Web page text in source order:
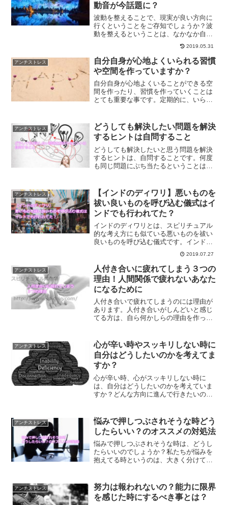
動音が今話題に？
波動を整えることで、現実が良い方向に
行くということをご存知でしょうか？波
動を整えるということは、なかなか自分
自身ですることができないものです。そ
れが、波動音を聴くことで波動を整える
ことができると今話題です。
2019.05.31
アンチストレス
自分自身が心地よくいられる習慣
や空間を作っていますか？
自分自身が心地よくいることができる空
間を作ったり、習慣を作っていくことは
とても重要な事です。定期的に、いらな
はずです。
アンチストレス
どうしても解決したい問題を解決
するヒントは自問すること
どうしても解決したいと思う問題を解決
するヒントは、自問することです。何度
も同じ問題にぶち当たるということは、
とは？
アンチストレス
【インドのディワリ】悪いものを
祓い良いものを呼び込む儀式はイ
ンドでも行われてた？
インドのディワリとは、スピリチュアル
的な考え方にも似ている悪いものを祓い
良いものを呼び込む儀式です。インドの
ディワリとはどんな儀式なのか？ディワ
2019.07.27
アンチストレス
人付き合いに疲れてしまう３つの
理由！人間関係で疲れないあなた
になるために
人付き合いで疲れてしまうのには理由が
あります。人付き合いがしんどいと感じ
てる方は、自ら何かしらの理由を作って
て、疲れないようにするためにはどうし
たらいいのか解説します。
アンチストレス
心が辛い時やスッキリしない時に
自分はどうしたいのかを考えてま
すか？
心が辛い時、心がスッキリしない時に
は、自分はどうしたいのかを考えていま
すか？どんな方向に進んで行きたいの
とができるはずです。
アンチストレス
悩みで押しつぶされそうな時どう
したらいい？のオススメの対処法
悩みで押しつぶされそうな時は、どうし
たらいいのでしょうか？私たちが悩みを
抱えてる時というのは、大きく分けて二
アンチストレス
努力は報われないの？能力に限界
を感じた時にするべき事とは？